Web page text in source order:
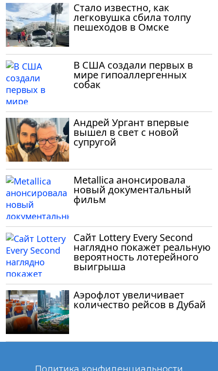
Стало известно, как
легковушка сбила толпу
пешеходов в Омске
В США создали первых в
мире гипоаллергенных
собак
Андрей Ургант впервые
вышел в свет с новой
супругой
Metallica анонсировала
новый документальный
фильм
Сайт Lottery Every Second
наглядно покажет реальную
вероятность лотерейного
выигрыша
Аэрофлот увеличивает
количество рейсов в Дубай